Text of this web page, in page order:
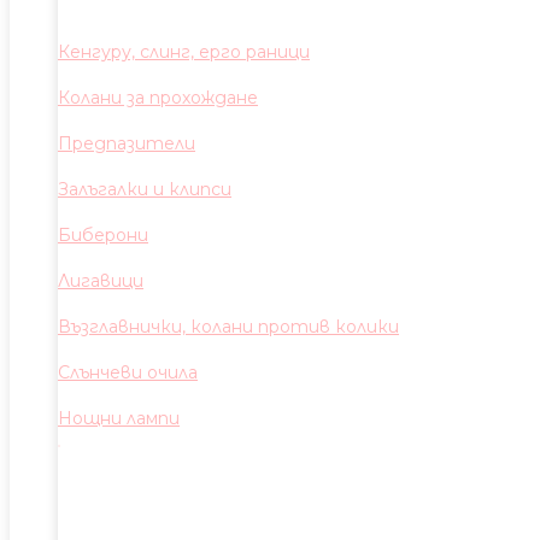
Кенгуру, слинг, ерго раници
Колани за прохождане
Предпазители
Залъгалки и клипси
Биберони
Лигавици
Възглавнички, колани против колики
Слънчеви очила
Нощни лампи